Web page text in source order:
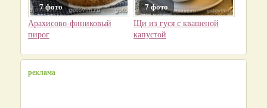
7 фото
Арахисово-финиковый
пирог
7 фото
Щи из гуся с квашеной
капустой
реклама